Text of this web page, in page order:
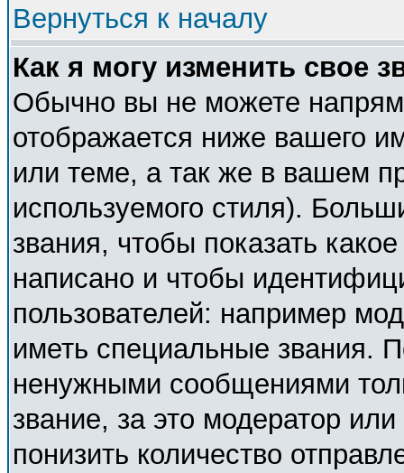
Вернуться к началу
Как я могу изменить свое
Обычно вы не можете
отображается ниже вашего
или теме, а так же в вашем
используемого стиля).
звания, чтобы показать
написано и чтобы
пользователей: например
иметь специальные звания.
ненужными сообщениями
звание, за это модератор
понизить количество